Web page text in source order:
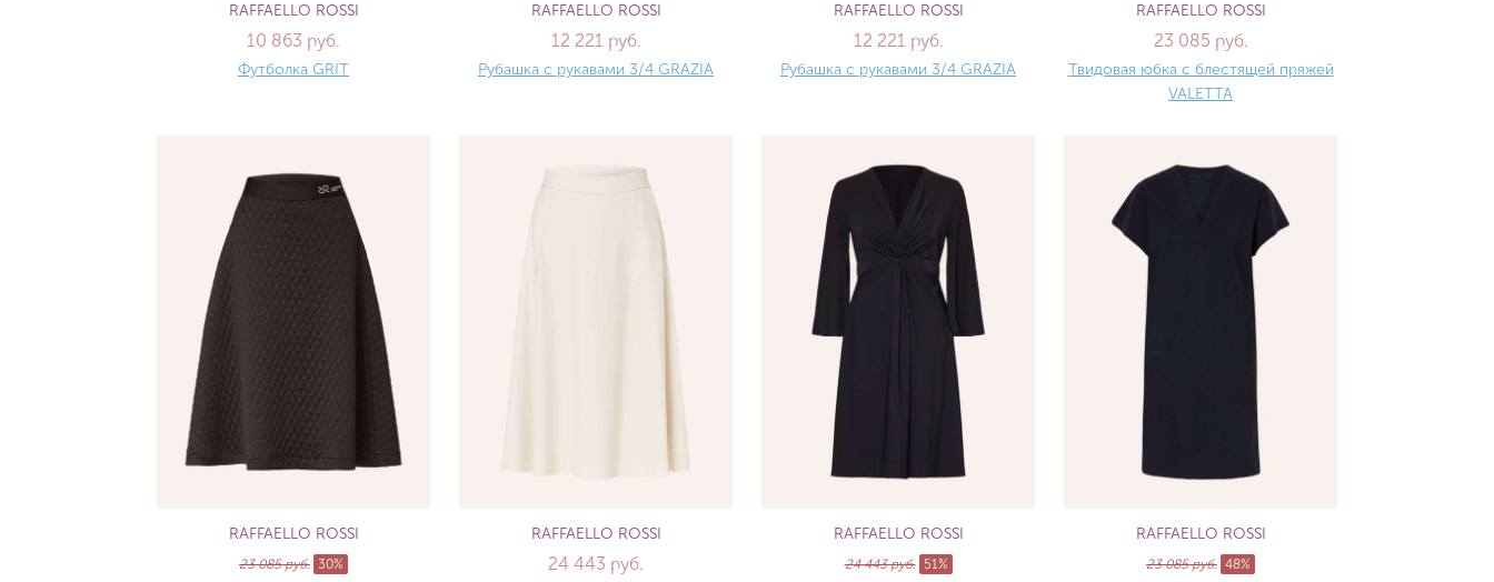
RAFFAELLO ROSSI
10 863 руб.
Футболка GRIT
RAFFAELLO ROSSI
12 221 руб.
Рубашка с рукавами 3/4 GRAZIA
RAFFAELLO ROSSI
12 221 руб.
Рубашка с рукавами 3/4 GRAZIA
RAFFAELLO ROSSI
23 085 руб.
Твидовая юбка с блестящей пряжей
VALETTA
RAFFAELLO ROSSI
23 085 руб. 30%
RAFFAELLO ROSSI
24 443 руб.
RAFFAELLO ROSSI
24 443 руб. 51%
RAFFAELLO ROSSI
23 085 руб. 48%